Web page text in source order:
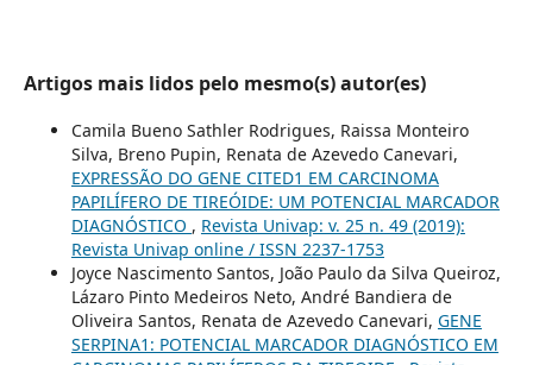
Artigos mais lidos pelo mesmo(s) autor(es)
Camila Bueno Sathler Rodrigues, Raissa Monteiro
Silva, Breno Pupin, Renata de Azevedo Canevari,
EXPRESSÃO DO GENE CITED1 EM CARCINOMA
PAPILÍFERO DE TIREÓIDE: UM POTENCIAL MARCADOR
DIAGNÓSTICO , Revista Univap: v. 25 n. 49 (2019):
Revista Univap online / ISSN 2237-1753
Joyce Nascimento Santos, João Paulo da Silva Queiroz,
Lázaro Pinto Medeiros Neto, André Bandiera de
Oliveira Santos, Renata de Azevedo Canevari, GENE
SERPINA1: POTENCIAL MARCADOR DIAGNÓSTICO EM